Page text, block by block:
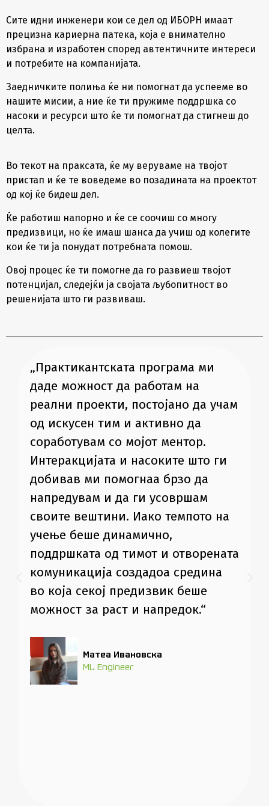
Сите идни инженери кои се дел од ИБОРН имаат
прецизна кариерна патека, која е внимателно
избрана и изработен според автентичните интереси
и потребите на компанијата.
Заедничките полиња ќе ни помогнат да успееме во
нашите мисии, а ние ќе ти пружиме поддршка со
насоки и ресурси што ќе ти помогнат да стигнеш до
целта.
Во текот на праксата, ќе му веруваме на твојот
пристап и ќе те воведеме во позадината на проектот
од кој ќе бидеш дел.
Ќе работиш напорно и ќе се соочиш со многу
предизвици, но ќе имаш шанса да учиш од колегите
кои ќе ти ја понудат потребната помош.
Овој процес ќе ти помогне да го развиеш твојот
потенцијал, следејќи ја својата љубопитност во
решенијата што ги развиваш.
„Практикантската програма ми
даде можност да работам на
реални проекти, постојано да учам
од искусен тим и активно да
соработувам со мојот ментор.
Интеракцијата и насоките што ги
добивав ми помогнаа брзо да
напредувам и да ги усовршам
своите вештини. Иако темпото на
учење беше динамично,
поддршката од тимот и отворената
комуникација создадоа средина
во која секој предизвик беше
можност за раст и напредок.“
Матеа Ивановска
ML Engineer